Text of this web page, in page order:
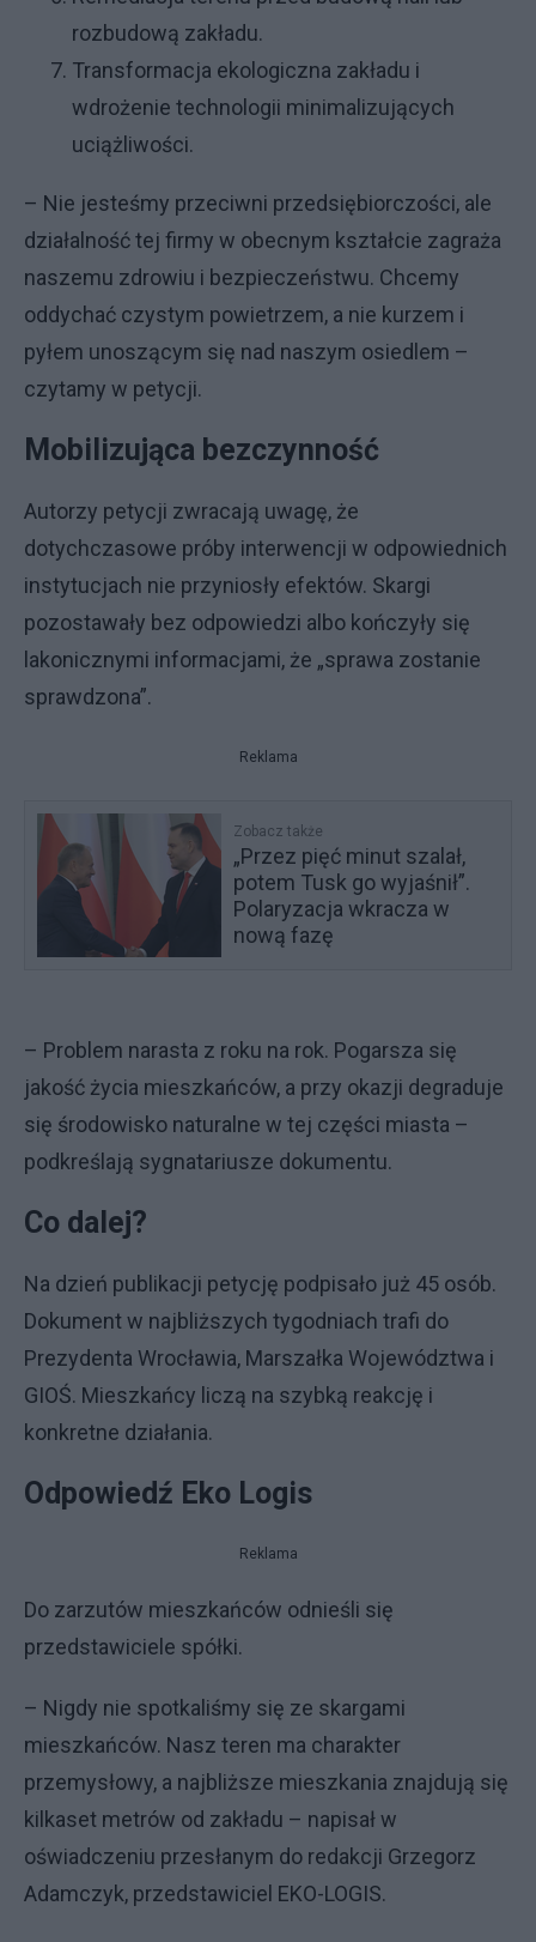
rozbudową zakładu.
Transformacja ekologiczna zakładu i
wdrożenie technologii minimalizujących
uciążliwości.
– Nie jesteśmy przeciwni przedsiębiorczości, ale
działalność tej firmy w obecnym kształcie zagraża
naszemu zdrowiu i bezpieczeństwu. Chcemy
oddychać czystym powietrzem, a nie kurzem i
pyłem unoszącym się nad naszym osiedlem –
czytamy w petycji.
Mobilizująca bezczynność
Autorzy petycji zwracają uwagę, że
dotychczasowe próby interwencji w odpowiednich
instytucjach nie przyniosły efektów. Skargi
pozostawały bez odpowiedzi albo kończyły się
lakonicznymi informacjami, że „sprawa zostanie
sprawdzona”.
Reklama
Zobacz także
„Przez pięć minut szalał,
potem Tusk go wyjaśnił”.
Polaryzacja wkracza w
nową fazę
– Problem narasta z roku na rok. Pogarsza się
jakość życia mieszkańców, a przy okazji degraduje
się środowisko naturalne w tej części miasta –
podkreślają sygnatariusze dokumentu.
Co dalej?
Na dzień publikacji petycję podpisało już 45 osób.
Dokument w najbliższych tygodniach trafi do
Prezydenta Wrocławia, Marszałka Województwa i
GIOŚ. Mieszkańcy liczą na szybką reakcję i
konkretne działania.
Odpowiedź Eko Logis
Reklama
Do zarzutów mieszkańców odnieśli się
przedstawiciele spółki.
– Nigdy nie spotkaliśmy się ze skargami
mieszkańców. Nasz teren ma charakter
przemysłowy, a najbliższe mieszkania znajdują się
kilkaset metrów od zakładu – napisał w
oświadczeniu przesłanym do redakcji Grzegorz
Adamczyk, przedstawiciel EKO-LOGIS.